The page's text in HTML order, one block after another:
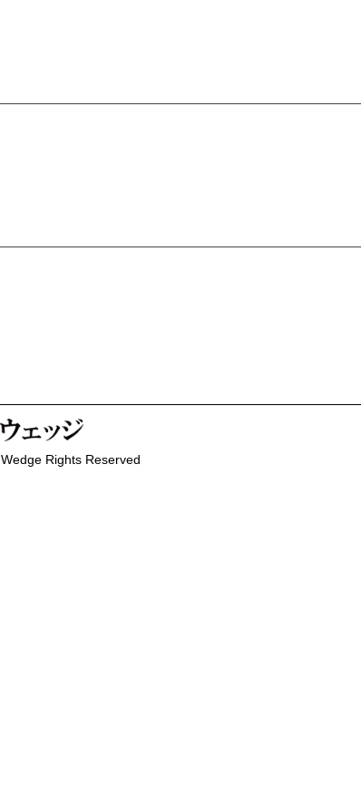
Rights Reserved